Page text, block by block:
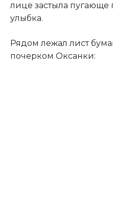
лице застыла пугающе
улыбка.
Рядом лежал лист
почерком Оксанки: